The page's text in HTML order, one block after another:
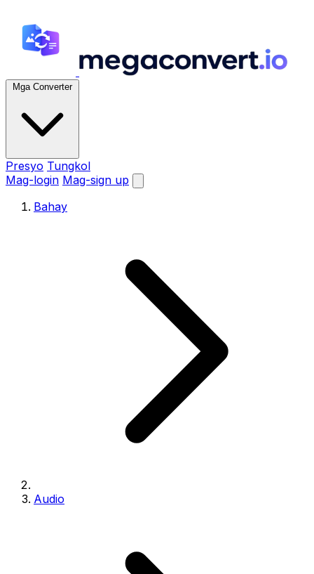
Mga Converter
Presyo Tungkol
Mag-login Mag-sign up
Bahay
Audio